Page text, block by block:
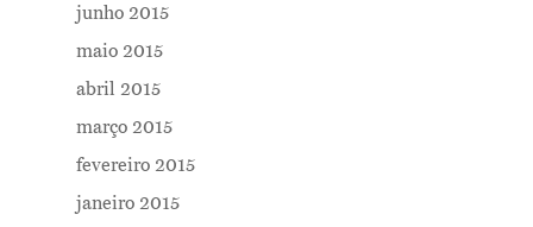
junho 2015
maio 2015
abril 2015
março 2015
fevereiro 2015
janeiro 2015